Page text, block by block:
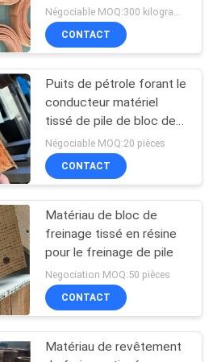
tissé de
de frein
32
de frein
et revêtement de freinNégociable MOQ:300 kilogrammes
CONTACT
Puits de pétrole forant le
conducteur matériel
tissé de pile de bloc de
frein de plate-forme de
forage de bloc de frein
Négociable MOQ:20 pièces
CONTACT
Matériau de bloc de
freinage tissé en résine
pour le freinage de pile
Negociation MOQ:50 pièces
CONTACT
Matériau de revêtement